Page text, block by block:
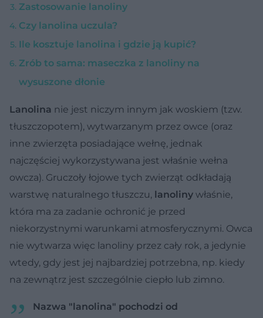
Zastosowanie lanoliny
Czy lanolina uczula?
Ile kosztuje lanolina i gdzie ją kupić?
Zrób to sama: maseczka z lanoliny na
wysuszone dłonie
Lanolina nie jest niczym innym jak woskiem (tzw.
tłuszczopotem), wytwarzanym przez owce (oraz
inne zwierzęta posiadające wełnę, jednak
najczęściej wykorzystywana jest właśnie wełna
owcza). Gruczoły łojowe tych zwierząt odkładają
warstwę naturalnego tłuszczu, lanoliny właśnie,
która ma za zadanie ochronić je przed
niekorzystnymi warunkami atmosferycznymi. Owca
nie wytwarza więc lanoliny przez cały rok, a jedynie
wtedy, gdy jest jej najbardziej potrzebna, np. kiedy
na zewnątrz jest szczególnie ciepło lub zimno.
Nazwa "lanolina" pochodzi od